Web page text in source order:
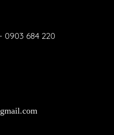
0903 684 220